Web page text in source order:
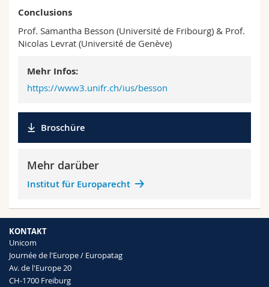
Conclusions
Prof. Samantha Besson (Université de Fribourg) & Prof.
Nicolas Levrat (Université de Genève)
Mehr Infos:
https://www3.unifr.ch/ius/besson
Broschüre
Mehr darüber
Institut für Europarecht
KONTAKT
Unicom
Journée de l'Europe / Europatag
Av. de l'Europe 20
CH-1700 Freiburg